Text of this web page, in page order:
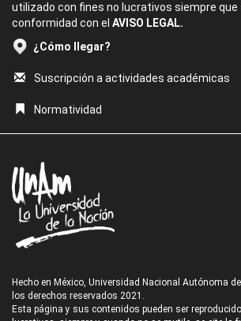
utilizado con fines no lucrativos siempre
conformidad con el AVISO LEGAL.
¿Cómo llegar?
Suscripción a actividades académicas
Normatividad
Hecho en México, Universidad Nacional Autónoma
los derechos reservados 2021.
Esta página y sus contenidos pueden ser